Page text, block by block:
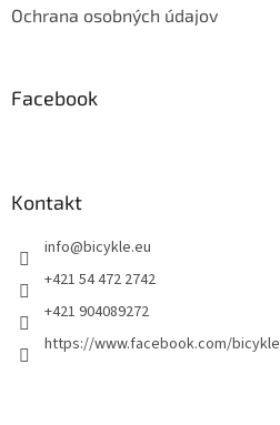
Ochrana osobných údajov
Facebook
Kontakt
info@bicykle.eu
+421 54 472 2742
+421 904089272
https://www.facebook.com/bicykle